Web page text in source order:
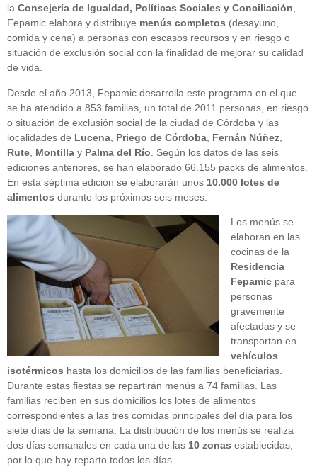
la Consejería de Igualdad, Políticas Sociales y Conciliación,
Fepamic elabora y distribuye menús completos (desayuno,
comida y cena) a personas con escasos recursos y en riesgo o
situación de exclusión social con la finalidad de mejorar su calidad
de vida.
Desde el año 2013, Fepamic desarrolla este programa en el que
se ha atendido a 853 familias, un total de 2011 personas, en riesgo
o situación de exclusión social de la ciudad de Córdoba y las
localidades de Lucena Priego de Córdoba Fernán Núñez
Rute Montilla y Palma del Río . Según los datos de las seis
ediciones anteriores, se han elaborado 66.155 packs de alimentos.
En esta séptima edición se elaborarán unos 10.000 lotes de
alimentos durante los próximos seis meses.
Los menús se
elaboran en las
cocinas de la
Residencia
Fepamic para
personas
gravemente
afectadas y se
transportan en
vehículos
isotérmicos hasta los domicilios de las familias beneficiarias.
Durante estas fiestas se repartirán menús a 74 familias. Las
familias reciben en sus domicilios los lotes de alimentos
correspondientes a las tres comidas principales del día para los
siete días de la semana. La distribución de los menús se realiza
dos días semanales en cada una de las 10 zonas establecidas,
por lo que hay reparto todos los días.